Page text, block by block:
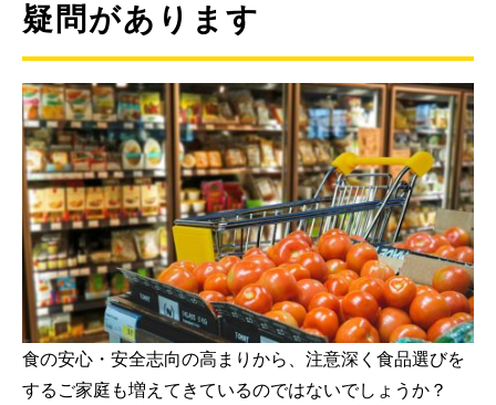
疑問があります
食の安心・安全志向の高まりから、注意深く食品選びを
するご家庭も増えてきているのではないでしょうか？